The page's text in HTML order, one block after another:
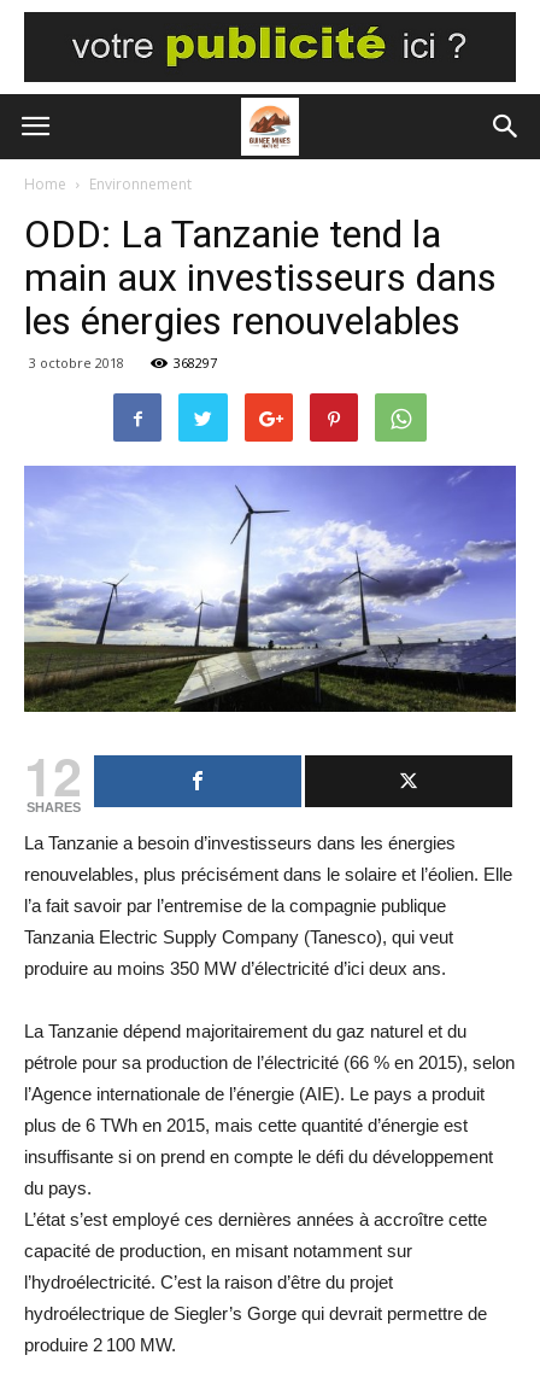
Home Environnement
ODD: La Tanzanie tend la
main aux investisseurs dans
les énergies renouvelables
3 octobre 2018 368297
12
SHARES
La Tanzanie a besoin d’investisseurs dans les énergies
renouvelables, plus précisément dans le solaire et l’éolien. Elle
l’a fait savoir par l’entremise de la compagnie publique
Tanzania Electric Supply Company (Tanesco), qui veut
produire au moins 350 MW d’électricité d’ici deux ans.
La Tanzanie dépend majoritairement du gaz naturel et du
pétrole pour sa production de l’électricité (66 % en 2015), selon
l’Agence internationale de l’énergie (AIE). Le pays a produit
plus de 6 TWh en 2015, mais cette quantité d’énergie est
insuffisante si on prend en compte le défi du développement
du pays.
L’état s’est employé ces dernières années à accroître cette
capacité de production, en misant notamment sur
l’hydroélectricité. C’est la raison d’être du projet
hydroélectrique de Siegler’s Gorge qui devrait permettre de
produire 2 100 MW.